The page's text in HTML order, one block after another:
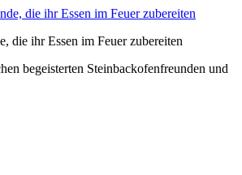
die ihr Essen im Feuer zubereiten
begeisterten Steinbackofenfreunden und